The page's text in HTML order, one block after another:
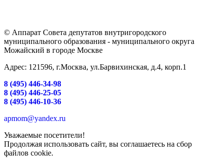
© Аппарат Совета депутатов внутригородского
муниципального образования - муниципального округа
Можайский в городе Москве
Адрес: 121596, г.Москва, ул.Барвихинская, д.4, корп.1
8 (495) 446-34-98
8 (495) 446-25-05
8 (495) 446-10-36
apmom@yandex.ru
Уважаемые посетители!
Продолжая использовать сайт, вы соглашаетесь на сбор
файлов cookie.